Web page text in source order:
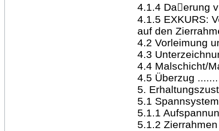
4.1.4 Da􀁉erung
4.1.5 EXKURS:
auf den
4.2 Vorleimung
4.3
4.4 Malschicht/
4.5 Überzug
5.
5.1
5.1.1
5.1.2